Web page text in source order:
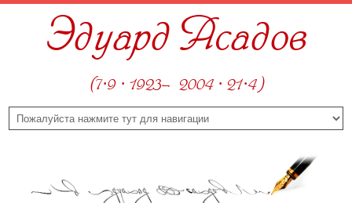
Эдуард Асадов
(7·9 · 1923—2004 · 21·4)